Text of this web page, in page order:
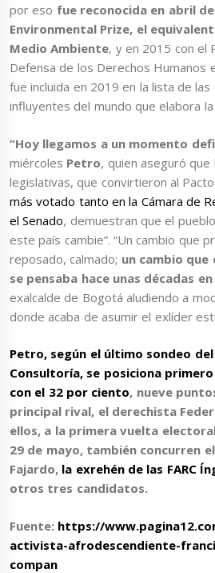
por eso fue reconocida en abril
Environmental Prize, el
Medio Ambiente, y en 2015 con el
Defensa de los Derechos Humanos
fue incluida en 2019 en la lista de
influyentes del mundo que elabora la
“Hoy llegamos a un momento
miércoles Petro, quien aseguró
legislativas, que convirtieron al
más votado tanto en la Cámara de
el Senado, demuestran que el
este país cambie”. “Un cambio que
reposado, calmado; un cambio
se pensaba hace unas décadas
exalcalde de Bogotá aludiendo a
donde acaba de asumir el exlíder
Petro, según el último sondeo
Consultoría, se posiciona
con el 32 por ciento, nueve
principal rival, el derechista
ellos, a la primera vuelta
29 de mayo, también concurren
Fajardo, la exrehén de las FARC
otros tres candidatos.
Fuente: https://
activista-afrodescendiente-
compan